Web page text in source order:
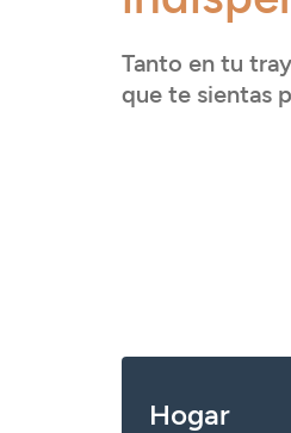
Accedir
Tanto en tu
que te sientas
Hogar